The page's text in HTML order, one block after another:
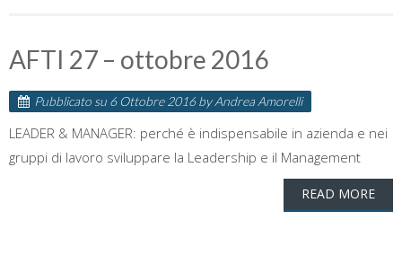
AFTI 27 – ottobre 2016
Pubblicato su 6 Ottobre 2016byAndrea Amorelli
LEADER & MANAGER: perché è indispensabile in azienda e nei
gruppi di lavoro sviluppare la Leadership e il Management
READ MORE